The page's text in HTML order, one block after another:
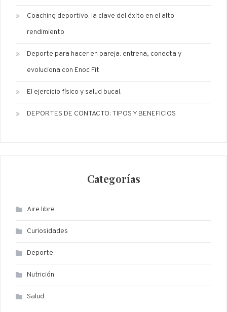
Coaching deportivo: la clave del éxito en el alto
rendimiento
Deporte para hacer en pareja: entrena, conecta y
evoluciona con Enoc Fit
El ejercicio físico y salud bucal.
DEPORTES DE CONTACTO: TIPOS Y BENEFICIOS
Categorías
Aire libre
Curiosidades
Deporte
Nutrición
Salud